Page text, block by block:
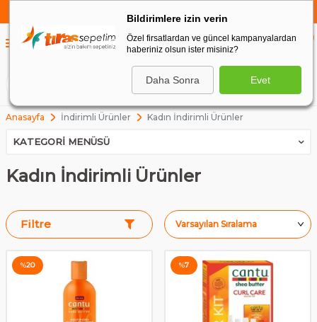
Anasayfa İndirimli Ürünler Kadın İndirimli Ürünler
KATEGORI MENÜSÜ
Kadın İndirimli Ürünler
Filtre
%20 %7
Bildirimlere izin verin
Özel firsatlardan ve güncel kampanyalardan
haberiniz olsun ister misiniz?
Daha Sonra Evet